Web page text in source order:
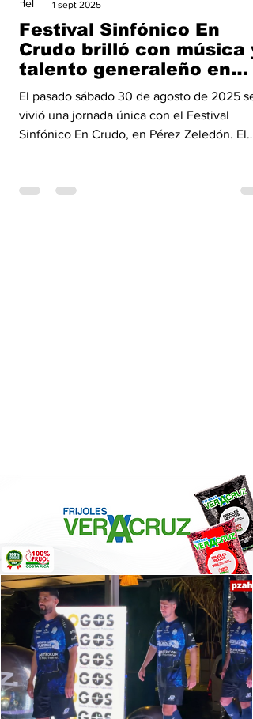
Festival Sinfónico En
Crudo brilló con música y
talento generaleño en
Pérez Zeledón
El pasado sábado 30 de agosto de 2025 se
vivió una jornada única con el Festival
Sinfónico En Crudo, en Pérez Zeledón. El
1 sept 2025